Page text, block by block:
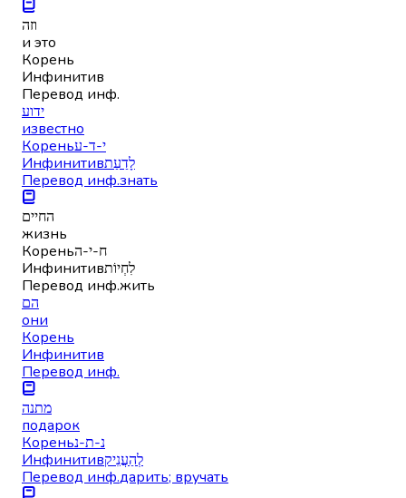
וזה
и это
Корень
Инфинитив
Перевод инф.
ידוע
известно
Кореньי-ד-ע
Инфинитивלָדַעַת
Перевод инф.знать
החיים
жизнь
Кореньח-י-ה
Инфинитивלִחְיוֹת
Перевод инф.жить
הם
они
Корень
Инфинитив
Перевод инф.
מתנה
подарок
Кореньנ-ת-נ
Инфинитивלְהַעֲנִיק
Перевод инф.дарить; вручать